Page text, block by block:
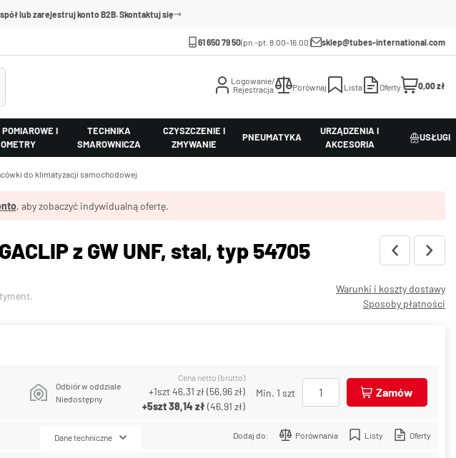
lub zarejestruj konto B2B. Skontaktuj się
61 650 79 50(pn.-pt. 8.00-16.00) sklep@tubes-international.com
Logowanie/
Rejestracja
Porównaj Lista Oferty 0,00 zł
I
TECHNIKA
SMAROWNICZA
CZYSZCZENIE I
ZMYWANIE
PNEUMATYKA
URZĄDZENIA I
AKCESORIA
USŁUGI
do klimatyzacji samochodowej
, aby zobaczyć indywidualną ofertę.
z GW UNF, stal, typ 54705
Warunki i koszty dostawy
Sposoby płatności
Odbiór w oddziale
Niedostępny
Cena netto (brutto)
+1szt46,31 zł(56,96 zł)
+5szt38,14 zł(46,91 zł)
Min. 1 szt Zamów
Dodaj do: Porównania Listy Oferty
Dane techniczne